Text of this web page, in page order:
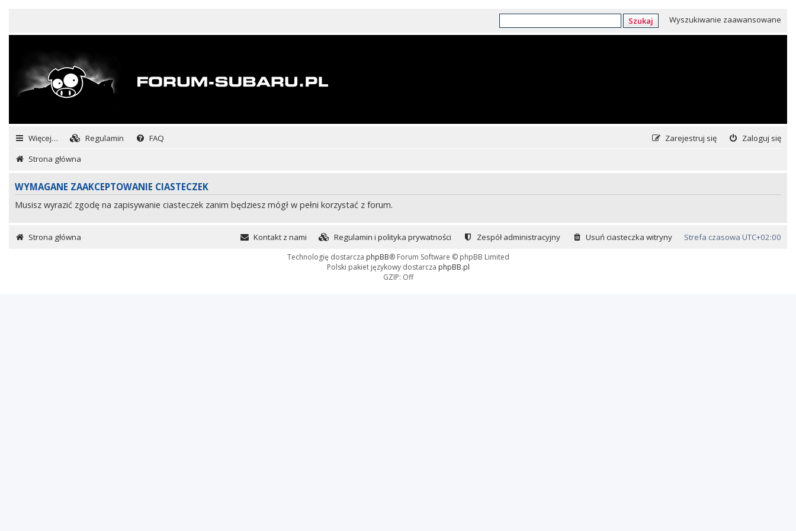
Szukaj Wyszukiwanie zaawansowane
Więcej… Regulamin FAQ Zaloguj się
Zarejestruj się
Strona główna
WYMAGANE ZAAKCEPTOWANIE CIASTECZEK
Musisz wyrazić zgodę na zapisywanie ciasteczek zanim będziesz mógł w pełni korzystać z forum.
Strona główna Strefa czasowa UTC+02:00
Usuń ciasteczka witryny
Zespół administracyjny
Regulamin i polityka prywatności
Kontakt z nami
Technologię dostarcza phpBB® Forum Software © phpBB Limited
Polski pakiet językowy dostarcza phpBB.pl
GZIP: Off